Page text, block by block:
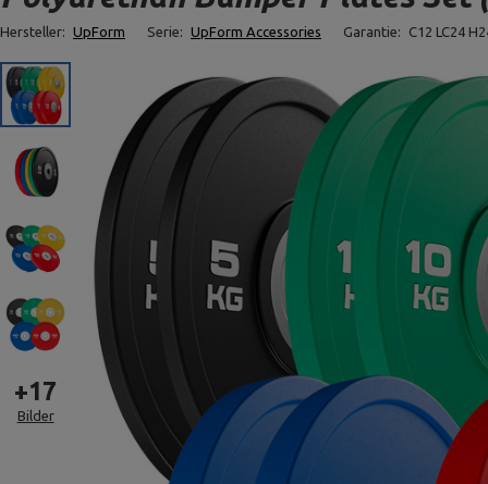
Hersteller: UpForm Serie: UpForm Accessories Garantie: C12 LC24
+17
Bilder